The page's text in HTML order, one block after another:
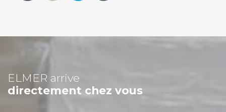
ELMER arrive
directement chez vous